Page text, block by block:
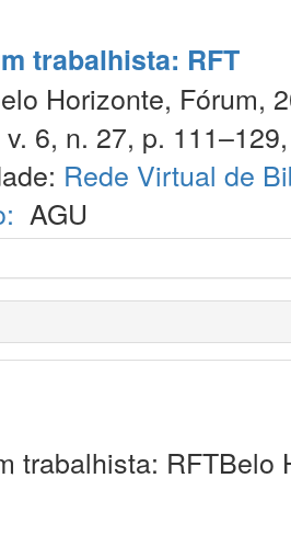
trabalhista: RFT
Horizonte, Fórum,
6, n. 27, p.
Rede Virtual de
AGU
trabalhista: RFTBelo